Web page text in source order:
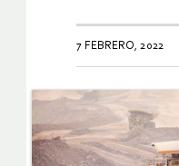
7 FEBRERO, 2022